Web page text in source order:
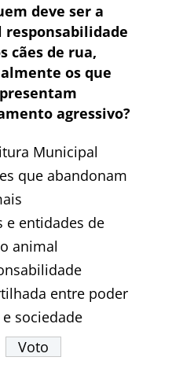
deve ser a
responsabilidade
cães de rua,
os que
agressivo?
Municipal
que abandonam
e entidades de
animal
entre poder
sociedade